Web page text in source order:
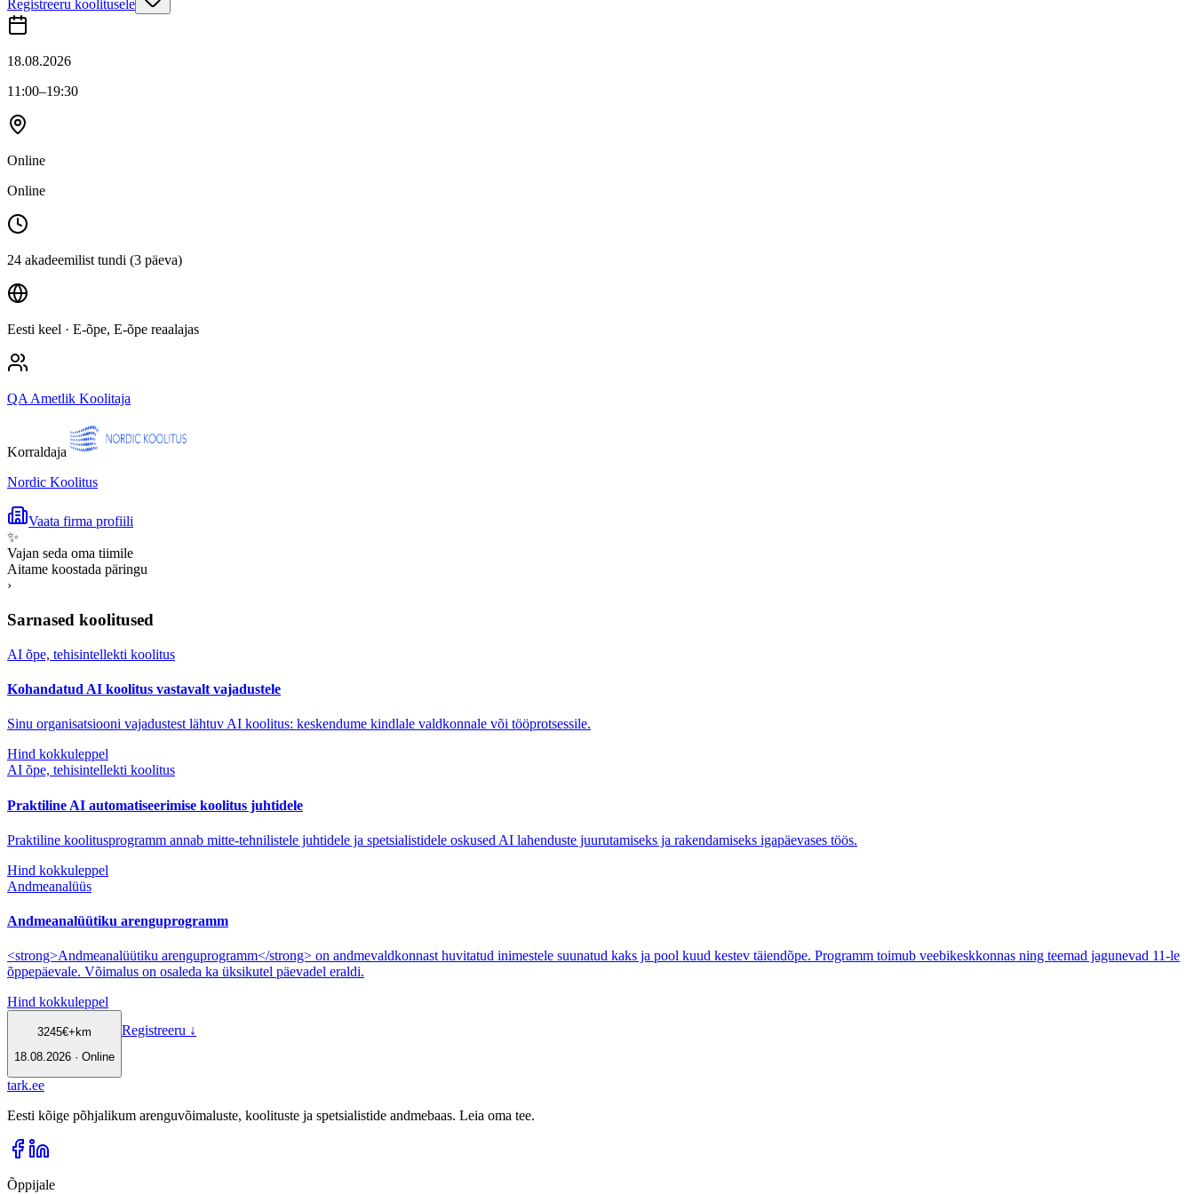
Registreeru koolitusele
18.08.2026
11:00–19:30
Online
Online
24 akadeemilist tundi (3 päeva)
Eesti keel · E-õpe, E-õpe reaalajas
QA Ametlik Koolitaja
Korraldaja
Nordic Koolitus
Vaata firma profiili
✨
Vajan seda oma tiimile
Aitame koostada päringu
›
Sarnased koolitused
AI õpe, tehisintellekti koolitus
Kohandatud AI koolitus vastavalt vajadustele
Sinu organisatsiooni vajadustest lähtuv AI koolitus: keskendume kindlale valdkonnale või tööprotsessile.
Hind kokkuleppel
AI õpe, tehisintellekti koolitus
Praktiline AI automatiseerimise koolitus juhtidele
Praktiline koolitusprogramm annab mitte-tehnilistele juhtidele ja spetsialistidele oskused AI lahenduste juurutamiseks ja rakendamiseks igapäevases töös.
Hind kokkuleppel
Andmeanalüüs
Andmeanalüütiku arenguprogramm
<strong>Andmeanalüütiku arenguprogramm</strong> on andmevaldkonnast huvitatud inimestele suunatud kaks ja pool kuud kestev täiendõpe. Programm toimub veebikeskkonnas ning teemad jagunevad 11-le
õppepäevale. Võimalus on osaleda ka üksikutel päevadel eraldi.
Hind kokkuleppel
3245€+km
18.08.2026 · Online
Registreeru ↓
tark.ee
Eesti kõige põhjalikum arenguvõimaluste, koolituste ja spetsialistide andmebaas. Leia oma tee.
Õppijale